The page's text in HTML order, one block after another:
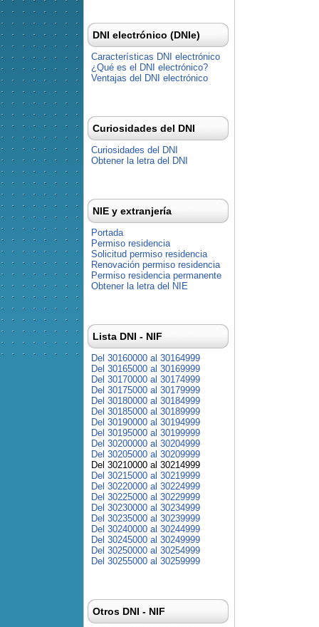
DNI electrónico (DNIe)
Características DNI electrónico
¿Qué es el DNI electrónico?
Ventajas del DNI electrónico
Curiosidades del DNI
Curiosidades del DNI
Obtener la letra del DNI
NIE y extranjería
Portada
Permiso residencia
Solicitud permiso residencia
Renovación permiso residencia
Permiso residencia permanente
Obtener la letra del NIE
Lista DNI - NIF
Del 30160000 al 30164999
Del 30165000 al 30169999
Del 30170000 al 30174999
Del 30175000 al 30179999
Del 30180000 al 30184999
Del 30185000 al 30189999
Del 30190000 al 30194999
Del 30195000 al 30199999
Del 30200000 al 30204999
Del 30205000 al 30209999
Del 30210000 al 30214999
Del 30215000 al 30219999
Del 30220000 al 30224999
Del 30225000 al 30229999
Del 30230000 al 30234999
Del 30235000 al 30239999
Del 30240000 al 30244999
Del 30245000 al 30249999
Del 30250000 al 30254999
Del 30255000 al 30259999
Otros DNI - NIF